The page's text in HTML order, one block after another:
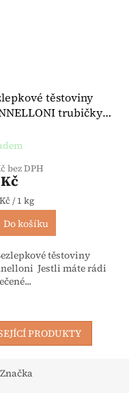
těstoviny
trubičky
bez DPH
cena:
/ 1 kg
Do košíku
těstoviny
Jestli máte rádi
PRODUKTY
Značka